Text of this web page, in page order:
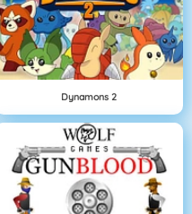
Dynamons 2